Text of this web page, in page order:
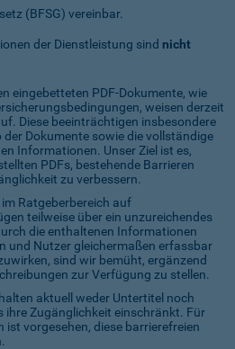
(BFSG) vereinbar.
der Dienstleistung sind nicht
eingebetteten PDF-Dokumente, wie
weisen derzeit
Diese beeinträchtigen insbesondere
Dokumente sowie die vollständige
Informationen. Unser Ziel ist es,
PDFs, bestehende Barrieren
zu verbessern.
Ratgeberbereich auf
teilweise über ein unzureichendes
die enthaltenen Informationen
und Nutzer gleichermaßen erfassbar
sind wir bemüht, ergänzend
zur Verfügung zu stellen.
aktuell weder Untertitel noch
ihre Zugänglichkeit einschränkt. Für
vorgesehen, diese barrierefreien